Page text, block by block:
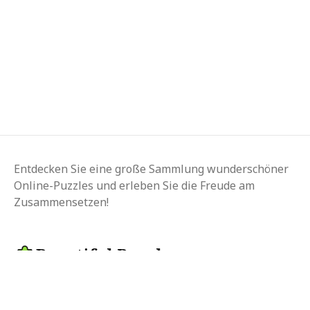
Entdecken Sie eine große Sammlung wunderschöner
Online-Puzzles und erleben Sie die Freude am
Zusammensetzen!
Beautiful Puzzle